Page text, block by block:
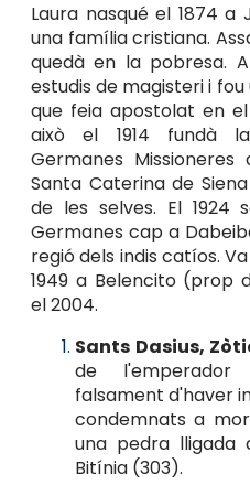
Laura nasqué el 1874
una família cristiana.
quedà en la pobresa.
estudis de magisteri i
que feia apostolat en
això el 1914 fundà
Germanes
Santa Caterina de
de les selves. El
Germanes cap a
regió dels indis catíos.
1949 a Belencito (prop
el 2004.
Sants Dasius,
de l'emperador
falsament d'haver
condemnats a
una pedra lligada
Bitínia (303).